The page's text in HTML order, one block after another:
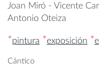
Joan Miró - Vicente
Antonio Oteiza
*pintura *exposición *
Cántico